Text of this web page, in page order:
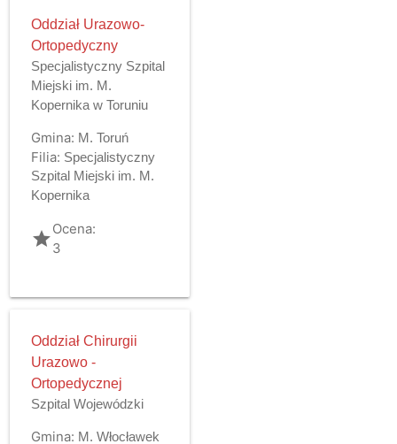
Oddział Urazowo-
Ortopedyczny
Specjalistyczny Szpital
Miejski im. M.
Kopernika w Toruniu
Gmina: M. Toruń
Filia: Specjalistyczny
Szpital Miejski im. M.
Kopernika
gradeOcena:
3
Oddział Chirurgii
Urazowo -
Ortopedycznej
Szpital Wojewódzki
Gmina: M. Włocławek